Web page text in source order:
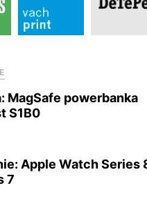
MagSafe powerbanka
S1B0
Apple Watch Series
7